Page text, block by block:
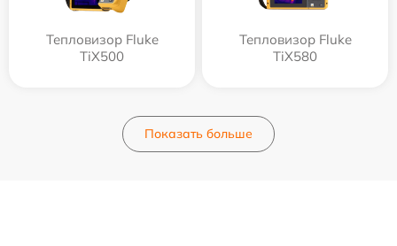
Тепловизор Fluke
TiX500
Тепловизор Fluke
TiX580
Показать больше